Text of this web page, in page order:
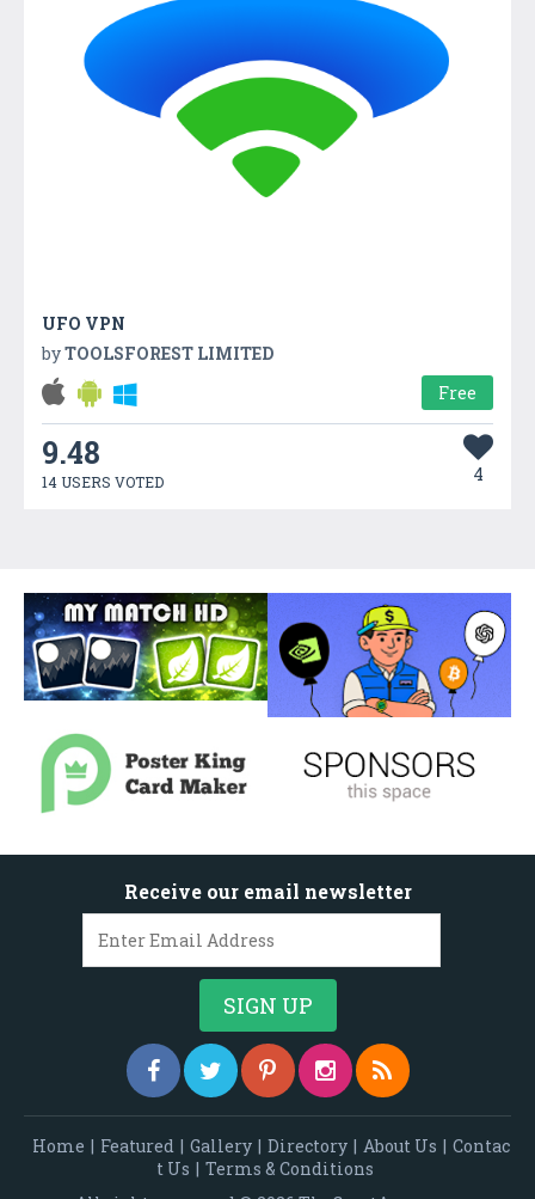
UFO VPN
byTOOLSFOREST LIMITED
Free
9.48
14 USERS VOTED 4
Receive our email newsletter
Home | Featured | Gallery | Directory | About Us | Contac
t Us | Terms & Conditions